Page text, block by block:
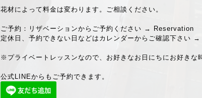
花材によって料金は変わります。ご相談ください。
ご予約：リザベーションからご予約ください →
Reservation
定休日、予約できない日などはカレンダーからご確認下さい →
※プライベートレッスンなので、お好きなお日にちにお好き
公式LINEからもご予約できます。